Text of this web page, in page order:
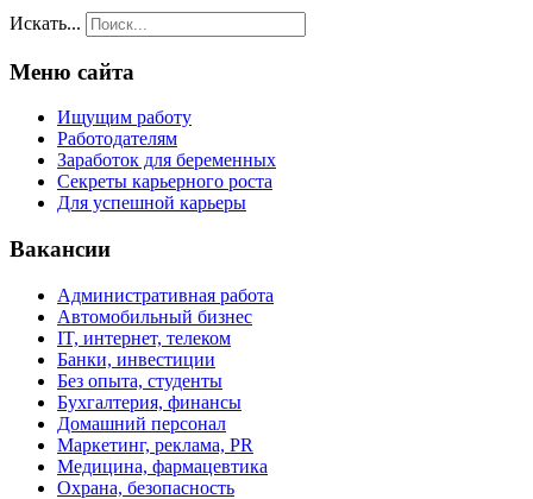
Искать...
Меню сайта
Ищущим работу
Работодателям
Заработок для беременных
Секреты карьерного роста
Для успешной карьеры
Вакансии
Административная работа
Автомобильный бизнес
IT, интернет, телеком
Банки, инвестиции
Без опыта, студенты
Бухгалтерия, финансы
Домашний персонал
Маркетинг, реклама, PR
Медицина, фармацевтика
Охрана, безопасность